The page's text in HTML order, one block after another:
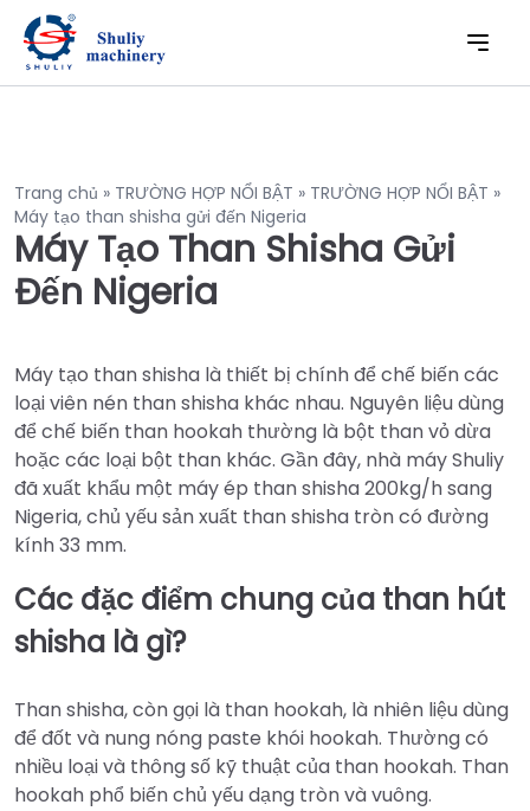
Trang chủ » TRƯỜNG HỢP NỔI BẬT » TRƯỜNG HỢP NỔI BẬT »
Máy tạo than shisha gửi đến Nigeria
Máy Tạo Than Shisha Gửi
Đến Nigeria
Máy tạo than shisha là thiết bị chính để chế biến các
loại viên nén than shisha khác nhau. Nguyên liệu dùng
để chế biến than hookah thường là bột than vỏ dừa
hoặc các loại bột than khác. Gần đây, nhà máy Shuliy
đã xuất khẩu một máy ép than shisha 200kg/h sang
Nigeria, chủ yếu sản xuất than shisha tròn có đường
kính 33 mm.
Các đặc điểm chung của than hút
shisha là gì?
Than shisha, còn gọi là than hookah, là nhiên liệu dùng
để đốt và nung nóng paste khói hookah. Thường có
nhiều loại và thông số kỹ thuật của than hookah. Than
hookah phổ biến chủ yếu dạng tròn và vuông.